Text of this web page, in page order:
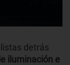
detrás
iluminación e